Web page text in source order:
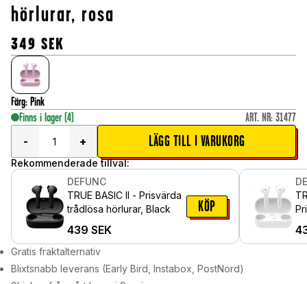
hörlurar, rosa
349 SEK
Färg: Pink
Finns i lager (4) ART. NR: 31477
-
+ LÄGG TILL I VARUKORG
Rekommenderade tillval:
DEFUNC
TRUE BASIC II - Prisvärda
trådlösa hörlurar, Black
439 SEK
KÖP
Gratis fraktalternativ
Blixtsnabb leverans (Early Bird, Instabox, PostNord)